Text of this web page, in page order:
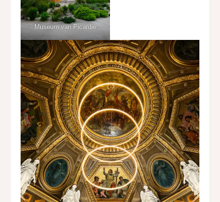
Museum van Picardië